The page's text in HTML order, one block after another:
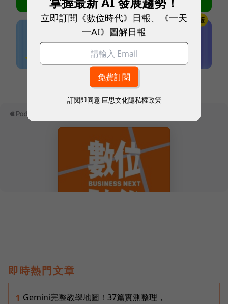
本網站內容未經允許，不得轉載。
即時熱門文章
1 Gemini完整教學地圖！37篇實測整理，
立即訂閱《數位時代》日報、《一天
一AI》圖解日報
訂閱即同意 巨思文化隱私權政策